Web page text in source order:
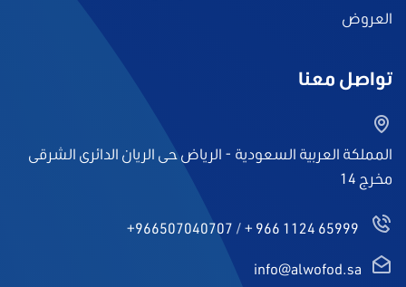
العروض
تواصل معنا
المملكة العربية السعودية - الرياض حى الريان الدائرى الشرقى
مخرج 14
+ 966 1124 65999
/
+966507040707
info@alwofod.sa